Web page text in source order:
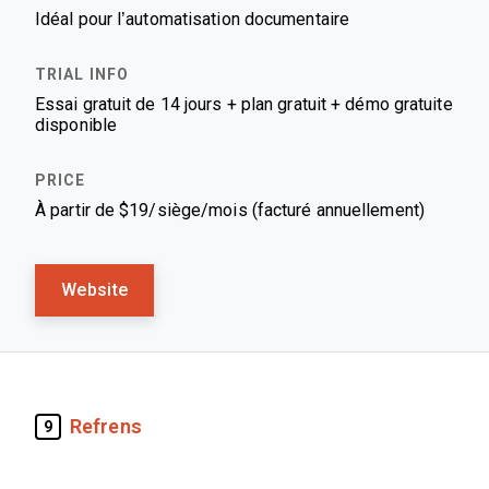
Idéal pour l’automatisation documentaire
Essai gratuit de 14 jours + plan gratuit + démo gratuite
disponible
À partir de $19/siège/mois (facturé annuellement)
Website
9 Refrens